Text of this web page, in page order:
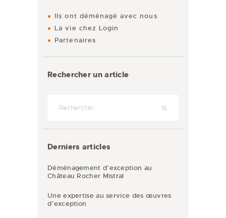
Ils ont déménagé avec nous
La vie chez Login
Partenaires
Rechercher un article
Derniers articles
Déménagement d’exception au
Château Rocher Mistral
Une expertise au service des œuvres
d’exception